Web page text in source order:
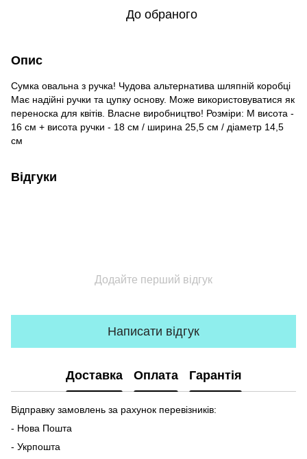
До обраного
Опис
Сумка овальна з ручка! Чудова альтернатива шляпній коробці
Має надійні ручки та цупку основу. Може використовуватися як
переноска для квітів. Власне виробництво! Розміри: М висота -
16 см + висота ручки - 18 см / ширина 25,5 см / діаметр 14,5
см
Відгуки
Додайте перший відгук
Написати відгук
Доставка Оплата Гарантія
Відправку замовлень за рахунок перевізників:
- Нова Пошта
- Укрпошта